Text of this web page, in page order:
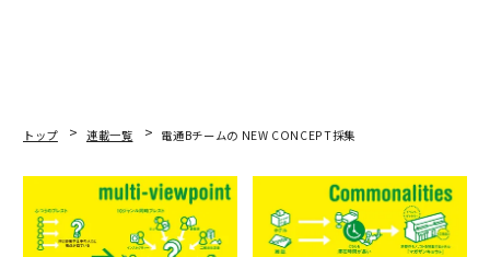
トップ 連載一覧 電通Bチームの NEW CONCEPT採集